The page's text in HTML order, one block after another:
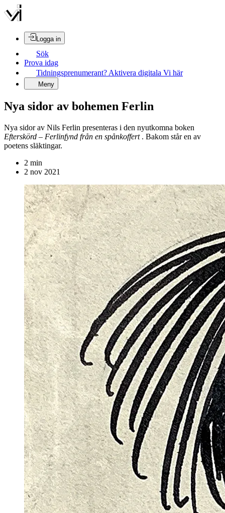
Logga in
Sök
Prova idag
Tidningsprenumerant? Aktivera digitala Vi här
Meny
Nya sidor av bohemen Ferlin
Nya sidor av Nils Ferlin presenteras i den nyutkomna boken
Efterskörd – Ferlinfynd från en spånkoffert. Bakom står en av
poetens släktingar.
2 min
2 nov 2021